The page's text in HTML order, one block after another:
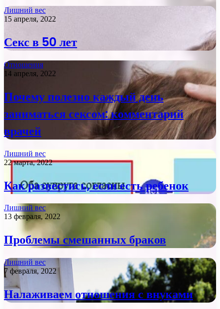
Лишний вес
15 апреля, 2022
Секс в 50 лет
Отношения
14 апреля, 2022
Почему полезно каждый день
заниматься сексом: комментарий
врачей
Лишний вес
22 марта, 2022
Как развестись, если есть ребенок
Лишний вес
13 февраля, 2022
Проблемы смешанных браков
Лишний вес
7 февраля, 2022
Налаживаем отношения с внуками